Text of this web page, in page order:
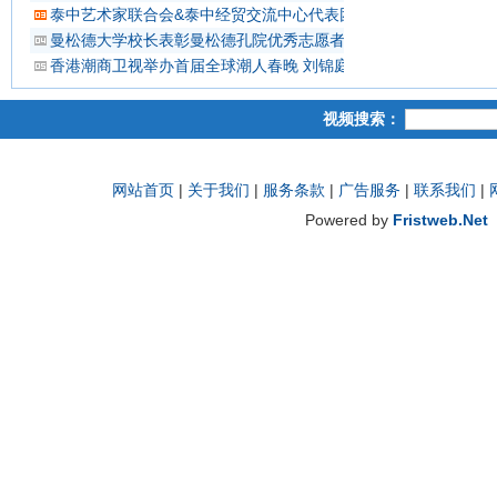
泰中艺术家联合会&泰中经贸交流中心代表团 蔡义批会长率领抵
曼松德大学校长表彰曼松德孔院优秀志愿者教师
香港潮商卫视举办首届全球潮人春晚 刘锦庭等侨领出席
视频搜索：
网站首页 | 关于我们 | 服务条款 | 广告服务 | 联系我们 |
Powered by Fristweb.Net